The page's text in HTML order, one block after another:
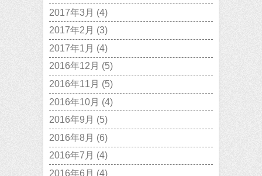
2017年3月 (4)
2017年2月 (3)
2017年1月 (4)
2016年12月 (5)
2016年11月 (5)
2016年10月 (4)
2016年9月 (5)
2016年8月 (6)
2016年7月 (4)
2016年6月 (4)